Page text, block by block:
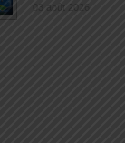
03 août 2026